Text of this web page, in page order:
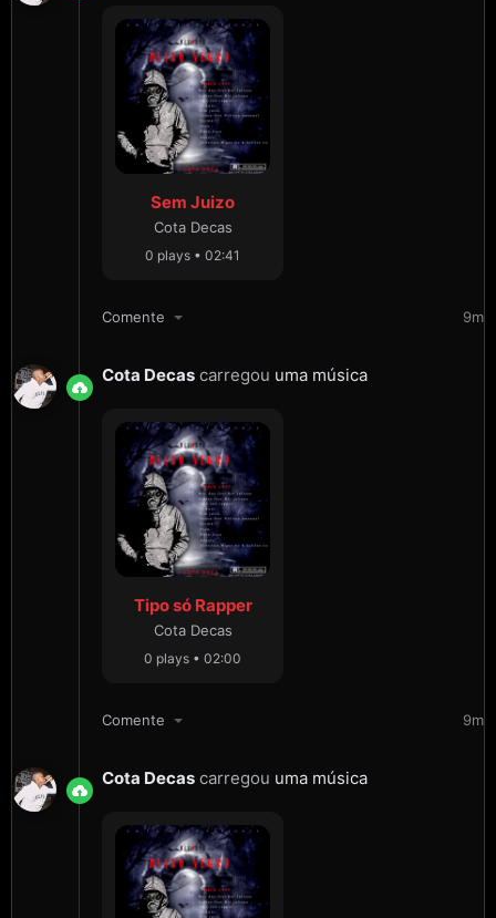
Sem Juizo
Cota Decas
0 plays • 02:41
Comente 9m
Cota Decas carregou uma música
Tipo só Rapper
Cota Decas
0 plays • 02:00
Comente 9m
Cota Decas carregou uma música